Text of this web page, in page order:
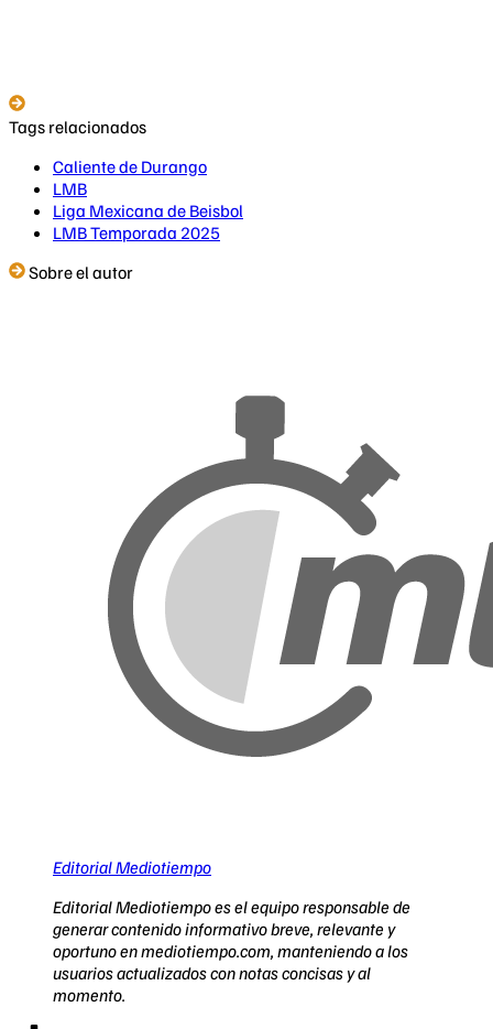
Tags relacionados
Caliente de Durango
LMB
Liga Mexicana de Beisbol
LMB Temporada 2025
Sobre el autor
Editorial Mediotiempo
Editorial Mediotiempo es el equipo responsable de
generar contenido informativo breve, relevante y
oportuno en mediotiempo.com, manteniendo a los
usuarios actualizados con notas concisas y al
momento.